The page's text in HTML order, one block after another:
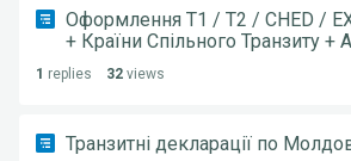
Оформлення Т1 / Т2 / CHED /
+ Країни Спільного Транзиту +
1 replies 32 views
Транзитні декларації по